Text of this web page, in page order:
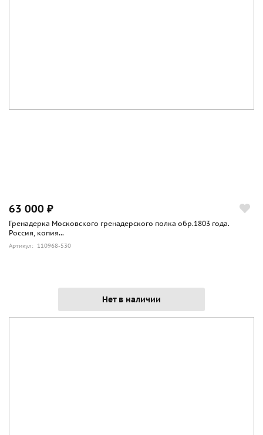
63 000 ₽
Гренадерка Московского гренадерского полка обр.1803 года.
Россия, копия...
Артикул: 110968-530
Нет в наличии